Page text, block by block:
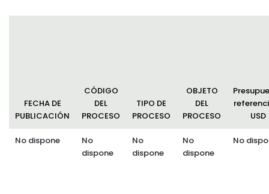
FECHA DE
PUBLICACIÓN
CÓDIGO
DEL
PROCESO
TIPO DE
PROCESO
OBJETO
DEL
PROCESO
USD
No dispone
No
dispone
No
dispone
No
dispone
No